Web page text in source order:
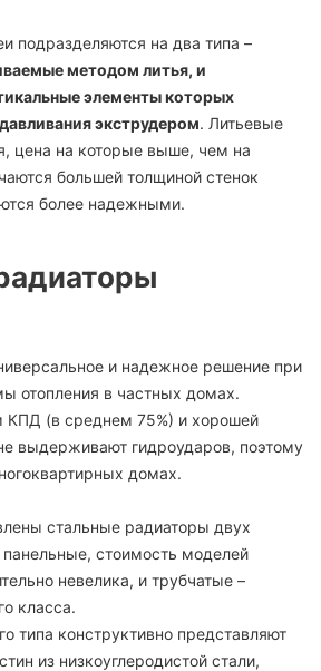
подразделяются на два типа –
методом литья, и
элементы которых
экструдером. Литьевые
цена на которые выше, чем на
большей толщиной стенок
более надежными.
и надежное решение при
отопления в частных домах.
КПД (в среднем 75%) и хорошей
выдерживают гидроударов, поэтому
домах.
стальные радиаторы двух
панельные, стоимость моделей
невелика, и трубчатые –
класса.
типа конструктивно представляют
из низкоуглеродистой стали,